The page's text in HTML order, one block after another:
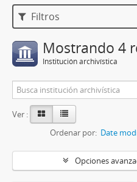
Filtros
Mostrando 4
Institución archivística
Ver :
Ordenar por: Date
Opciones